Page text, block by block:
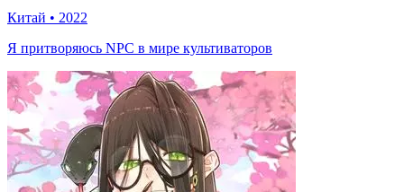
Китай • 2022
Я притворяюсь NPC в мире культиваторов